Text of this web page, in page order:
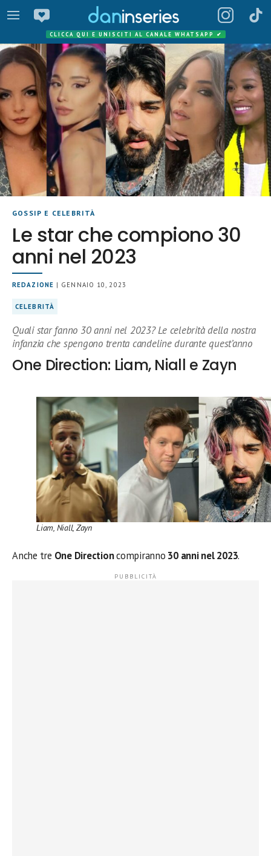
CLICCA QUI E UNISCITI AL CANALE WHATSAPP ✔
GOSSIP E CELEBRITÀ
Le star che compiono 30
anni nel 2023
REDAZIONE | GENNAIO 10, 2023
CELEBRITÀ
Quali star fanno 30 anni nel 2023? Le celebrità della nostra
infanzia che spengono trenta candeline durante quest’anno
One Direction: Liam, Niall e Zayn
Liam, Niall, Zayn
Anche tre One Directioncompiranno 30 anni nel 2023.